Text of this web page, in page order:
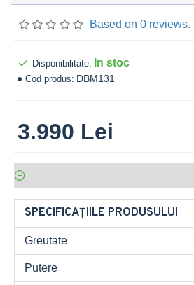
Based on 0 reviews.
3.990 Lei
Disponibilitate: In stoc
Cod produs: DBM131
SPECIFICAȚIILE PRODUSULUI
Greutate
Putere